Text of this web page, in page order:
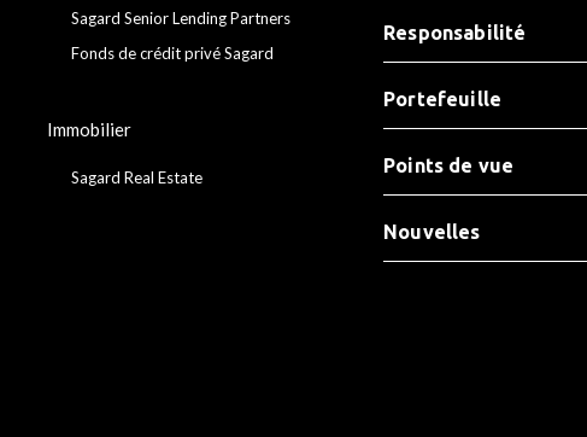
Sagard Senior Lending Partners
Fonds de crédit privé Sagard
Immobilier
Sagard Real Estate
Responsabilité
Portefeuille
Points de vue
Nouvelles